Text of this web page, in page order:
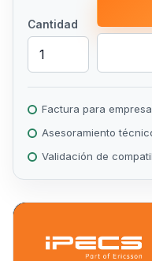
Cantidad
Factura para empresa
Asesoramiento
Validación de